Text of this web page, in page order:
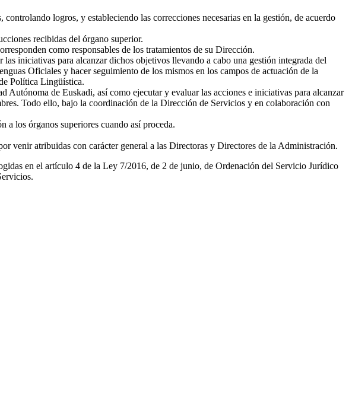
logros, y estableciendo las correcciones necesarias en la gestión, de acuerdo
recibidas del órgano superior.
como responsables de los tratamientos de su Dirección.
iniciativas para alcanzar dichos objetivos llevando a cabo una gestión integrada del
Oficiales y hacer seguimiento de los mismos en los campos de actuación de la
Política Lingüística.
de Euskadi, así como ejecutar y evaluar las acciones e iniciativas para alcanzar
Todo ello, bajo la coordinación de la Dirección de Servicios y en colaboración con
a los órganos superiores cuando así proceda.
venir atribuidas con carácter general a las Directoras y Directores de la Administración.
en el artículo 4 de la Ley 7/2016, de 2 de junio, de Ordenación del Servicio Jurídico